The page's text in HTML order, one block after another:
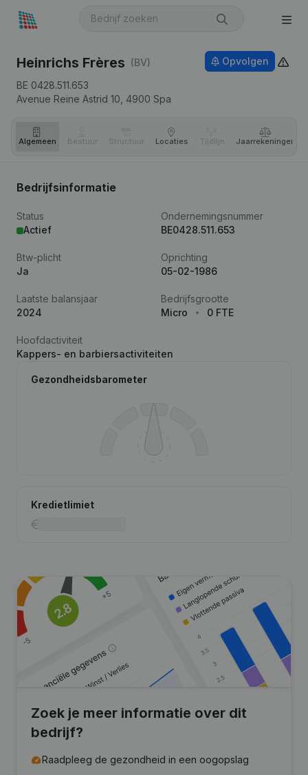
Heinrichs Frères (BV)
BE 0428.511.653
Avenue Reine Astrid 10, 4900 Spa
Opvolgen
Algemeen Bestuur Structuur Locaties Tijdlijn Jaar­rekeningen
Bedrijfsinformatie
Status
Actief
Ondernemingsnummer
BE0428.511.653
Btw-plicht
Ja
Oprichting
05-02-1986
Laatste balansjaar
2024
Bedrijfsgrootte
Micro
0 FTE
Hoofdactiviteit
Kappers- en barbiersactiviteiten
Gezondheidsbarometer
Kredietlimiet
Zoek je meer informatie over dit
bedrijf?
Raadpleeg de gezondheid in een oogopslag